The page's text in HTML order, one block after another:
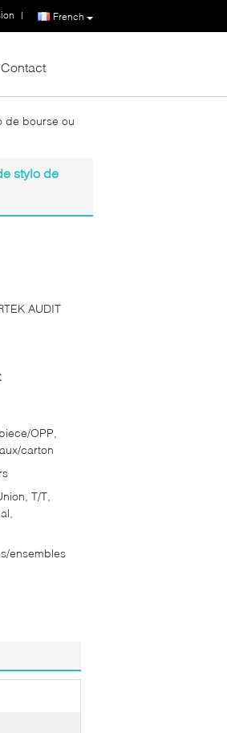
French
|
Contact
de bourse ou
stylo de
AUDIT
OPP,
carton
T/T,
ensembles